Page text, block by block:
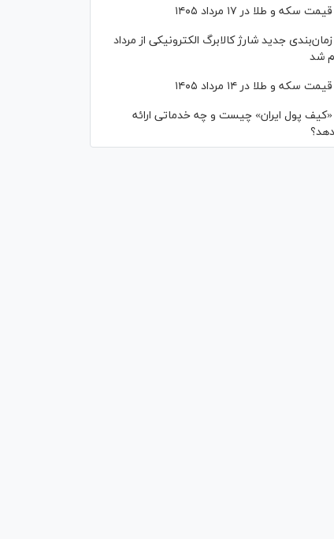
قیمت سکه و طلا در ۱۷ مرداد ۱۴۰۵
زمان‌بندی جدید شارژ کالابرگ الکترونیکی از مرداد
شد
قیمت سکه و طلا در ۱۴ مرداد ۱۴۰۵
«کیف پول ایران» چیست و چه خدماتی ارائه